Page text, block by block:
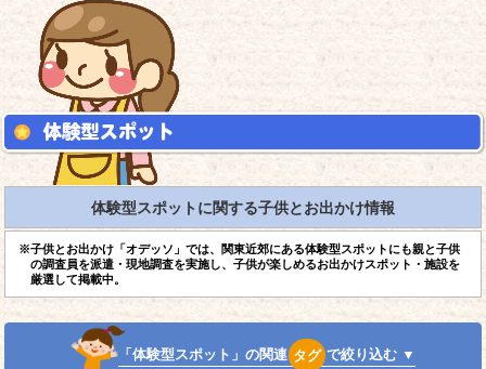
体験型スポットに関する子供とお出かけ情報
※子供とお出かけ「オデッソ」では、関東近郊にある体験型スポットにも親と子供
の調査員を派遣・現地調査を実施し、子供が楽しめるお出かけスポット・施設を
厳選して掲載中。
「体験型スポット」の関連 タグ で絞り込む ▼